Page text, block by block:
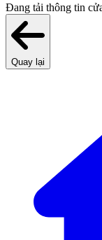
Đang tải thông tin
Quay lại